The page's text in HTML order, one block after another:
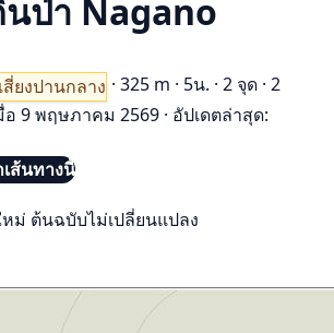
นป่า Nagano
สี่ยงปานกลาง · 325 m · 5น. · 2 จุด · 2
อ 9 พฤษภาคม 2569 · อัปเดตล่าสุด:
ส้นทางนี้
ม่ ต้นฉบับไม่เปลี่ยนแปลง